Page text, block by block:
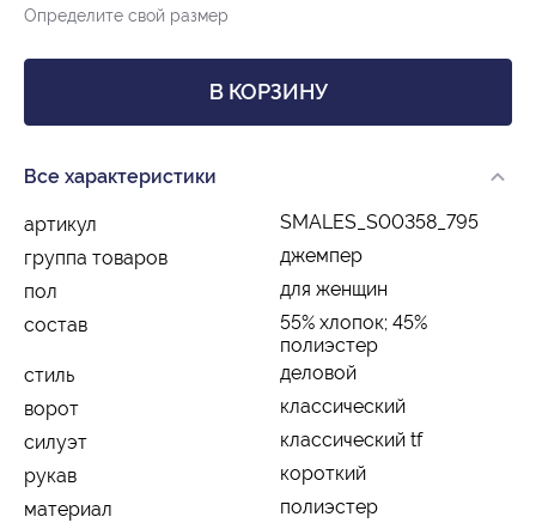
Определите свой размер
В КОРЗИНУ
Все характеристики
артикул
SMALES_S00358_795
группа товаров
джемпер
пол
для женщин
состав
55% хлопок; 45%
полиэстер
стиль
деловой
ворот
классический
силуэт
классический tf
рукав
короткий
материал
полиэстер